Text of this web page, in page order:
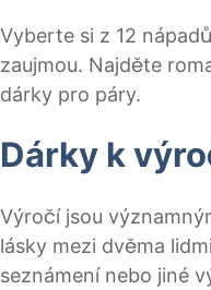
Vyberte si z 12
zaujmou. Najděte
dárky pro páry.
Dárky k
Výročí jsou
lásky mezi dvěma
seznámení nebo jiné